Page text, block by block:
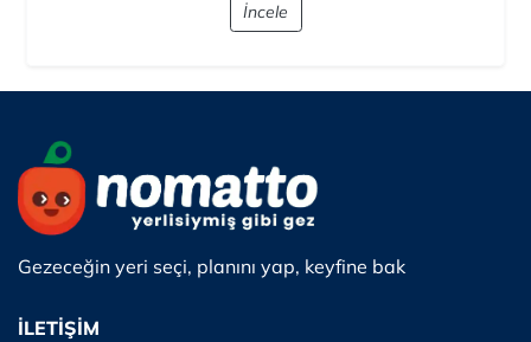
İncele
Gezeceğin yeri seçi, planını yap, keyfine bak
İLETİŞİM